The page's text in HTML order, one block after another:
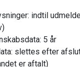
indtil
5 år
slettes efter
er aftalt)